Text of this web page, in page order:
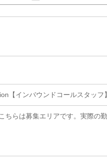
【インバウンドコールスタッ
ちらは募集エリアです。実際の